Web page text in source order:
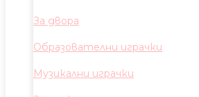
За двора
Образователни играчки
Музикални играчки